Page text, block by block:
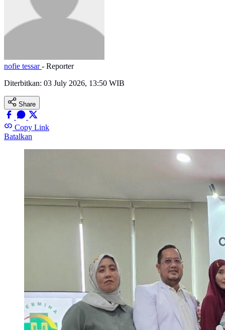
nofie tessar- Reporter
Diterbitkan: 03 July 2026, 13:50 WIB
Share
Copy Link
Batalkan